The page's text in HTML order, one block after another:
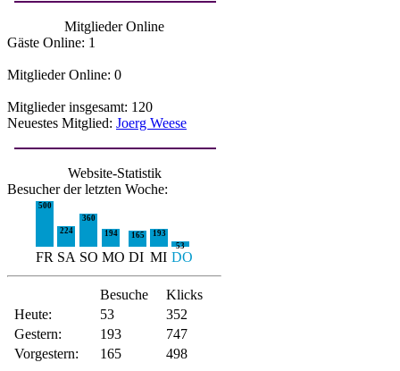
Mitglieder Online
Gäste Online: 1
Mitglieder Online: 0
Mitglieder insgesamt: 120
Neuestes Mitglied: Joerg Weese
Website-Statistik
Besucher der letzten Woche:
500
224
360
194
165
193
53
FR SA SO MO DI MI DO
Besuche
Klicks
Heute:
53
352
Gestern:
193
747
Vorgestern:
165 498